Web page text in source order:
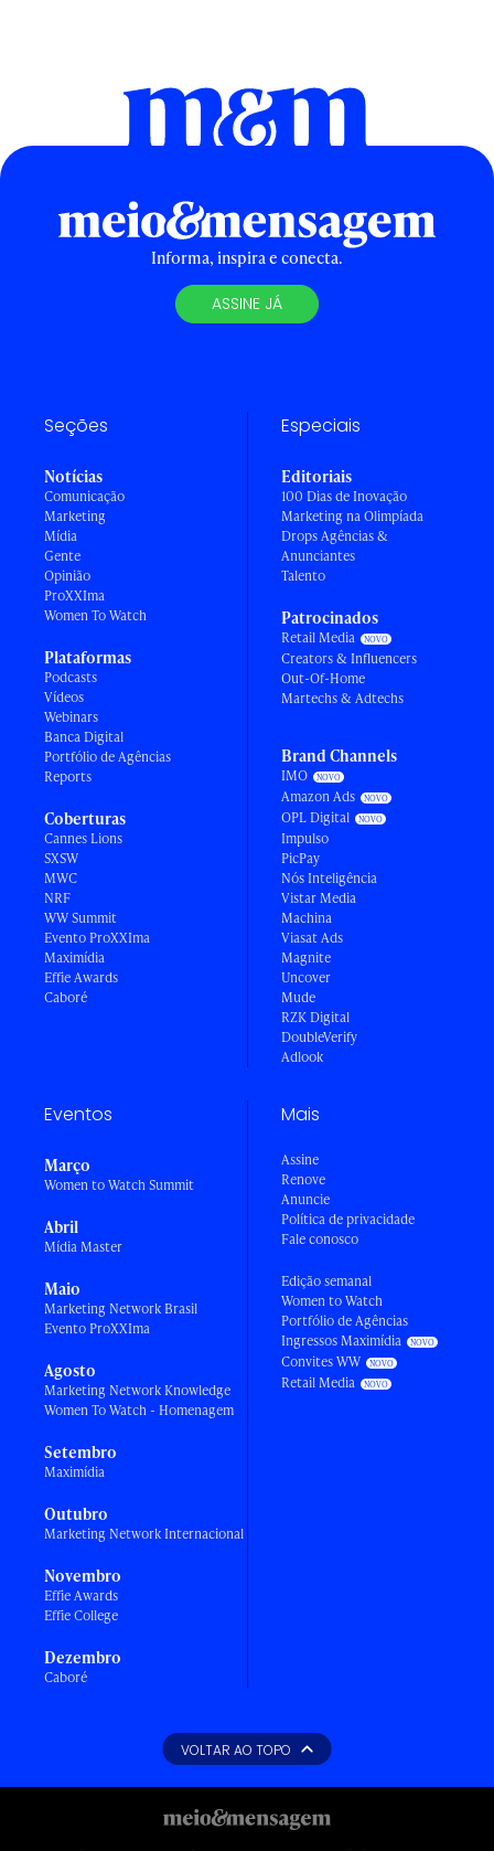
Informa, inspira e conecta.
ASSINE JÁ
Seções
Notícias
Comunicação
Marketing
Mídia
Gente
Opinião
ProXXIma
Women To Watch
Plataformas
Podcasts
Vídeos
Webinars
Banca Digital
Portfólio de Agências
Reports
Coberturas
Cannes Lions
SXSW
MWC
NRF
WW Summit
Evento ProXXIma
Maximídia
Effie Awards
Caboré
Especiais
Editoriais
100 Dias de Inovação
Marketing na Olimpíada
Drops Agências &
Anunciantes
Talento
Patrocinados
Retail Media
Creators & Influencers
Out-Of-Home
Martechs & Adtechs
Brand Channels
IMO
Amazon Ads
OPL Digital
Impulso
PicPay
Nós Inteligência
Vistar Media
Machina
Viasat Ads
Magnite
Uncover
Mude
RZK Digital
DoubleVerify
Adlook
Eventos
Março
Women to Watch Summit
Abril
Mídia Master
Maio
Marketing Network Brasil
Evento ProXXIma
Agosto
Marketing Network Knowledge
Women To Watch - Homenagem
Setembro
Maximídia
Outubro
Marketing Network Internacional
Novembro
Effie Awards
Effie College
Dezembro
Caboré
Mais
Assine
Renove
Anuncie
Política de privacidade
Fale conosco
Edição semanal
Women to Watch
Portfólio de Agências
Ingressos Maximídia
Convites WW
Retail Media
VOLTAR AO TOPO